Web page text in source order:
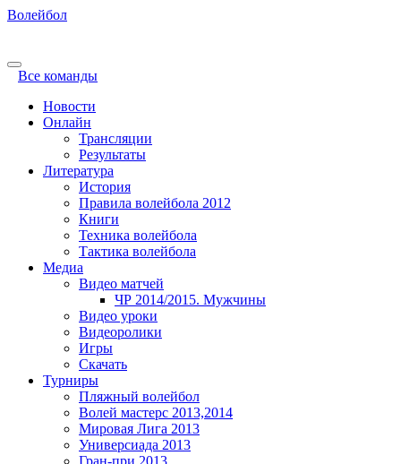
Волейбол
Все команды
Новости
Онлайн
Трансляции
Результаты
Литература
История
Правила волейбола 2012
Книги
Техника волейбола
Тактика волейбола
Медиа
Видео матчей
ЧР 2014/2015. Мужчины
Видео уроки
Видеоролики
Игры
Скачать
Турниры
Пляжный волейбол
Волей мастерс 2013,2014
Мировая Лига 2013
Универсиада 2013
Гран-при 2013